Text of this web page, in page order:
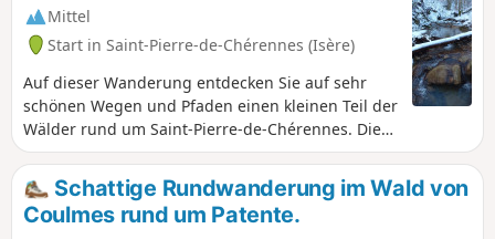
Mittel
Start in Saint-Pierre-de-Chérennes (Isère)
Auf dieser Wanderung entdecken Sie auf sehr
schönen Wegen und Pfaden einen kleinen Teil der
Wälder rund um Saint-Pierre-de-Chérennes. Diese
leicht zugängliche Wanderung wird Sie mit ihrer
landschaftlichen Vielfalt begeistern.
Schattige Rundwanderung im Wald von
Coulmes rund um Patente.